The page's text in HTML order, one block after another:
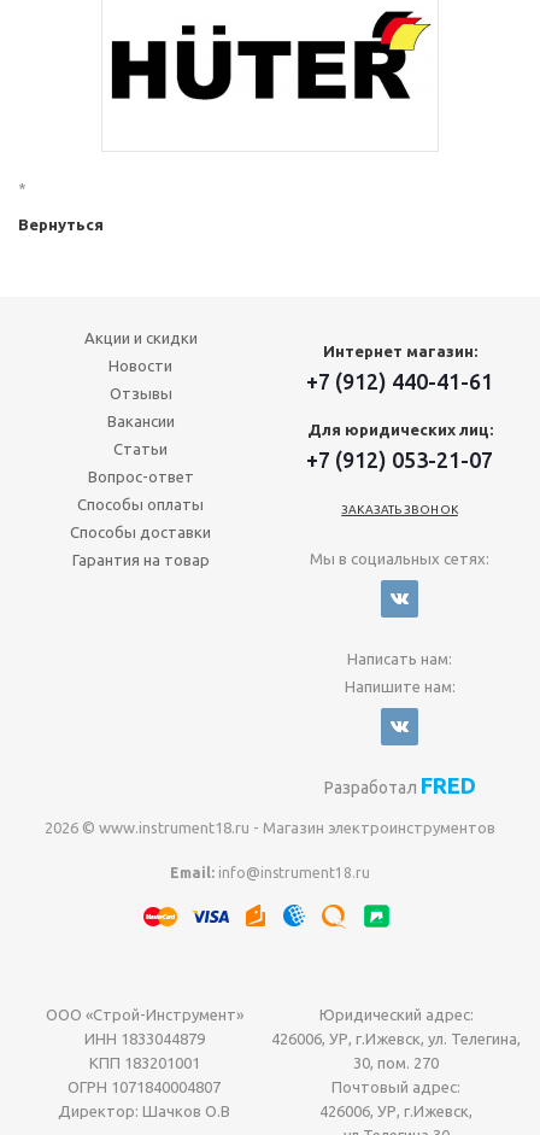
*
Вернуться
Акции и скидки
Новости
Отзывы
Вакансии
Статьи
Вопрос-ответ
Способы оплаты
Способы доставки
Гарантия на товар
Интернет магазин:
+7 (912) 440-41-61
Для юридических лиц:
+7 (912) 053-21-07
ЗАКАЗАТЬ ЗВОНОК
Мы в социальных сетях:
Написать нам:
Напишите нам:
Разработал FRED
2026 © www.instrument18.ru - Магазин электроинструментов
Email: info@instrument18.ru
ООО «Строй-Инструмент»
ИНН 1833044879
КПП 183201001
ОГРН 1071840004807
Директор: Шачков О.В
Юридический адрес:
426006, УР, г.Ижевск, ул. Телегина,
30, пом. 270
Почтовый адрес:
426006, УР, г.Ижевск,